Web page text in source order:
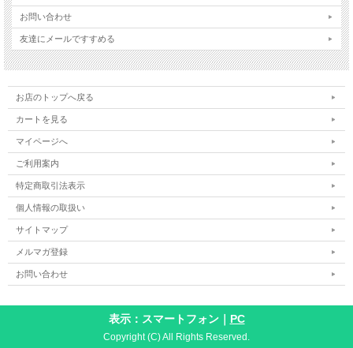
お問い合わせ
友達にメールですすめる
お店のトップへ戻る
カートを見る
マイページへ
ご利用案内
特定商取引法表示
個人情報の取扱い
サイトマップ
メルマガ登録
お問い合わせ
表示：スマートフォン｜ PC
Copyright (C) All Rights Reserved.